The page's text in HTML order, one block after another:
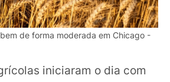
de forma moderada em Chicago -
iniciaram o dia com